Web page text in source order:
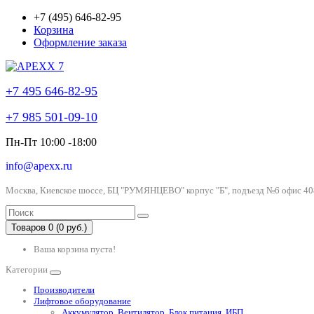
+7 (495) 646-82-95
Корзина
Оформление заказа
+7 495 646-82-95
+7 985 501-09-10
Пн-Пт 10:00 -18:00
info@apexx.ru
Москва, Киевское шоссе, БЦ "РУМЯНЦЕВО" корпус "Б", подъезд №6 офис
Товаров 0 (0 руб.)
Ваша корзина пуста!
Категории
Производители
Лифтовое оборудование